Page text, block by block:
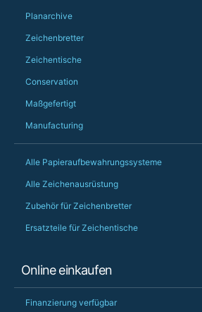
Planarchive
Zeichenbretter
Zeichentische
Conservation
Maßgefertigt
Manufacturing
Alle Papieraufbewahrungssysteme
Alle Zeichenausrüstung
Zubehör für Zeichenbretter
Ersatzteile für Zeichentische
Online einkaufen
Finanzierung verfügbar